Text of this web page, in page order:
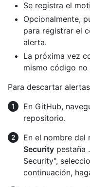
Se registra el
Opcionalmente,
para registrar el
alerta.
La próxima vez
mismo código no
Para descartar
En GitHub,
repositorio.
En el nombre del
Security pestaña
Security",
continuación,